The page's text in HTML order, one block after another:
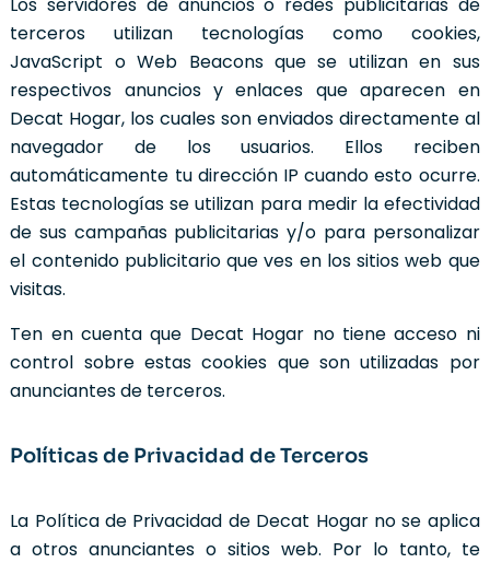
terceros utilizan tecnologías como cookies,
JavaScript o Web Beacons que se utilizan en sus
respectivos anuncios y enlaces que aparecen en
Decat Hogar, los cuales son enviados directamente al
navegador de los usuarios. Ellos reciben
automáticamente tu dirección IP cuando esto ocurre.
Estas tecnologías se utilizan para medir la efectividad
de sus campañas publicitarias y/o para personalizar
el contenido publicitario que ves en los sitios web que
visitas.
Ten en cuenta que Decat Hogar no tiene acceso ni
control sobre estas cookies que son utilizadas por
anunciantes de terceros.
Políticas de Privacidad de Terceros
La Política de Privacidad de Decat Hogar no se aplica
a otros anunciantes o sitios web. Por lo tanto, te